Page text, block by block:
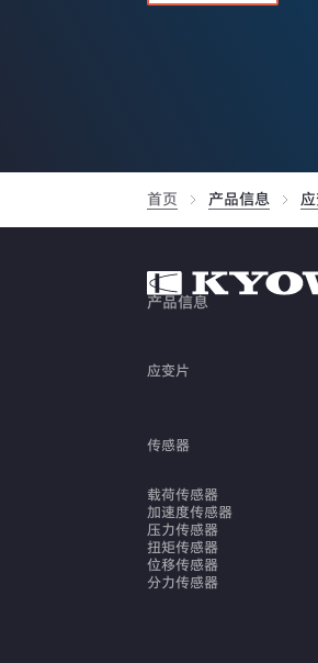
首页 产品信息
产品信息
应变片
传感器
载荷传感器
加速度传感器
压力传感器
扭矩传感器
位移传感器
分力传感器